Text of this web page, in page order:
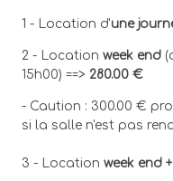
1 - Location d'une
2 - Locationweek end
15h00) ==> 280.00 €
- Caution : 300.00 €
si la salle n'est pas
3 - Locationweek end